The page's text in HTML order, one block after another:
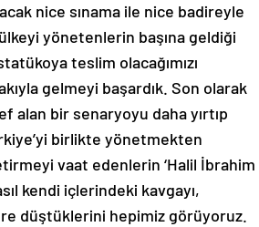
nice sınama ile nice badireyle
yönetenlerin başına geldiği
teslim olacağımızı
gelmeyi başardık. Son olarak
alan bir senaryoyu daha yırtıp
birlikte yönetmekten
vaat edenlerin ‘Halil İbrahim
kendi içlerindeki kavgayı,
düştüklerini hepimiz görüyoruz.